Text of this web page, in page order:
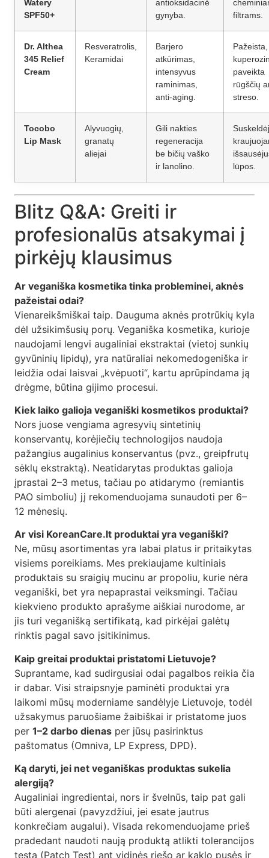
Watery
SPF50+
antioksidacinė
gynyba.
filtrams.
Dr. Althea
345 Relief
Cream
Resveratrolis,
Keramidai
Barjero
atkūrimas,
intensyvus
raminimas,
anti-aging.
Pažeista,
paveikta
rūgščių
streso.
Tocobo
Lip Mask
Alyvuogių,
granatų
aliejai
Gili nakties
regeneracija
be bičių vaško
ir lanolino.
lūpos.
Blitz Q&A: Greiti ir
profesionalūs atsakymai į
pirkėjų klausimus
Ar veganiška kosmetika tinka probleminei, aknės
pažeistai odai?
Vienareikšmiškai taip. Dauguma aknės protrūkių kyla
dėl užsikimšusių porų. Veganiška kosmetika, kurioje
naudojami lengvi augaliniai ekstraktai (vietoj sunkių
gyvūninių lipidų), yra natūraliai nekomedogeniška ir
leidžia odai laisvai „kvėpuoti“, kartu aprūpindama ją
drėgme, būtina gijimo procesui.
Kiek laiko galioja veganiški kosmetikos produktai?
Nors juose vengiama agresyvių sintetinių
konservantų, korėjiečių technologijos naudoja
pažangius augalinius konservantus (pvz., greipfrutų
sėklų ekstraktą). Neatidarytas produktas galioja
įprastai 2–3 metus, tačiau po atidarymo (remiantis
PAO simboliu) jį rekomenduojama sunaudoti per 6–
12 mėnesių.
Ar visi KoreanCare.lt produktai yra veganiški?
Ne, mūsų asortimentas yra labai platus ir pritaikytas
visiems poreikiams. Mes prekiaujame kultiniais
produktais su sraigių mucinu ar propoliu, kurie nėra
veganiški, bet yra nepaprastai veiksmingi. Tačiau
kiekvieno produkto aprašyme aiškiai nurodome, ar
jis turi veganišką sertifikatą, kad pirkėjai galėtų
rinktis pagal savo įsitikinimus.
Kaip greitai produktai pristatomi Lietuvoje?
Suprantame, kad sudirgusiai odai pagalbos reikia čia
ir dabar. Visi straipsnyje paminėti produktai yra
laikomi mūsų moderniame sandėlyje Lietuvoje, todėl
užsakymus paruošiame žaibiškai ir pristatome juos
per 1–2 darbo dienas per jūsų pasirinktus
paštomatus (Omniva, LP Express, DPD).
Ką daryti, jei net veganiškas produktas sukelia
alergiją?
Augaliniai ingredientai, nors ir švelnūs, taip pat gali
būti alergenai (pavyzdžiui, jei esate jautrus
konkrečiam augalui). Visada rekomenduojame prieš
pradedant naudoti naują produktą atlikti tolerancijos
testą (Patch Test) ant vidinės riešo ar kaklo pusės ir